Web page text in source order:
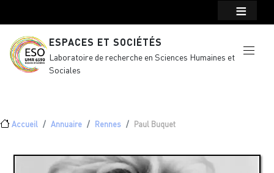
ESPACES ET SOCIÉTÉS
Laboratoire de recherche en Sciences Humaines et
Sociales
Fil d'Ariane
Accueil Annuaire Rennes Paul Buquet